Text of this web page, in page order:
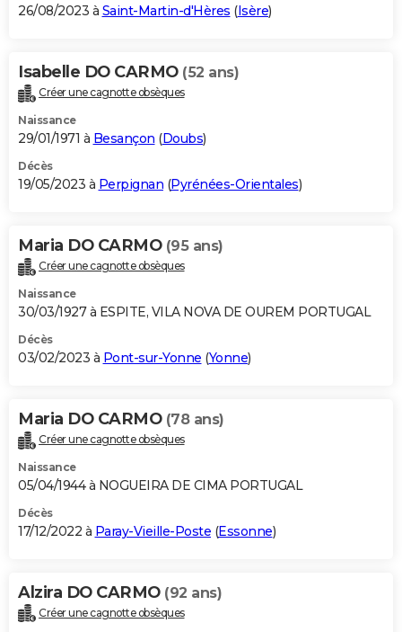
26/08/2023 à Saint-Martin-d'Hères (Isère)
Isabelle DO CARMO (52 ans)
Créer une cagnotte obsèques
Naissance
29/01/1971 à Besançon (Doubs)
Décès
19/05/2023 à Perpignan (Pyrénées-Orientales)
Maria DO CARMO (95 ans)
Créer une cagnotte obsèques
Naissance
30/03/1927 à ESPITE, VILA NOVA DE OUREM PORTUGAL
Décès
03/02/2023 à Pont-sur-Yonne (Yonne)
Maria DO CARMO (78 ans)
Créer une cagnotte obsèques
Naissance
05/04/1944 à NOGUEIRA DE CIMA PORTUGAL
Décès
17/12/2022 à Paray-Vieille-Poste (Essonne)
Alzira DO CARMO (92 ans)
Créer une cagnotte obsèques